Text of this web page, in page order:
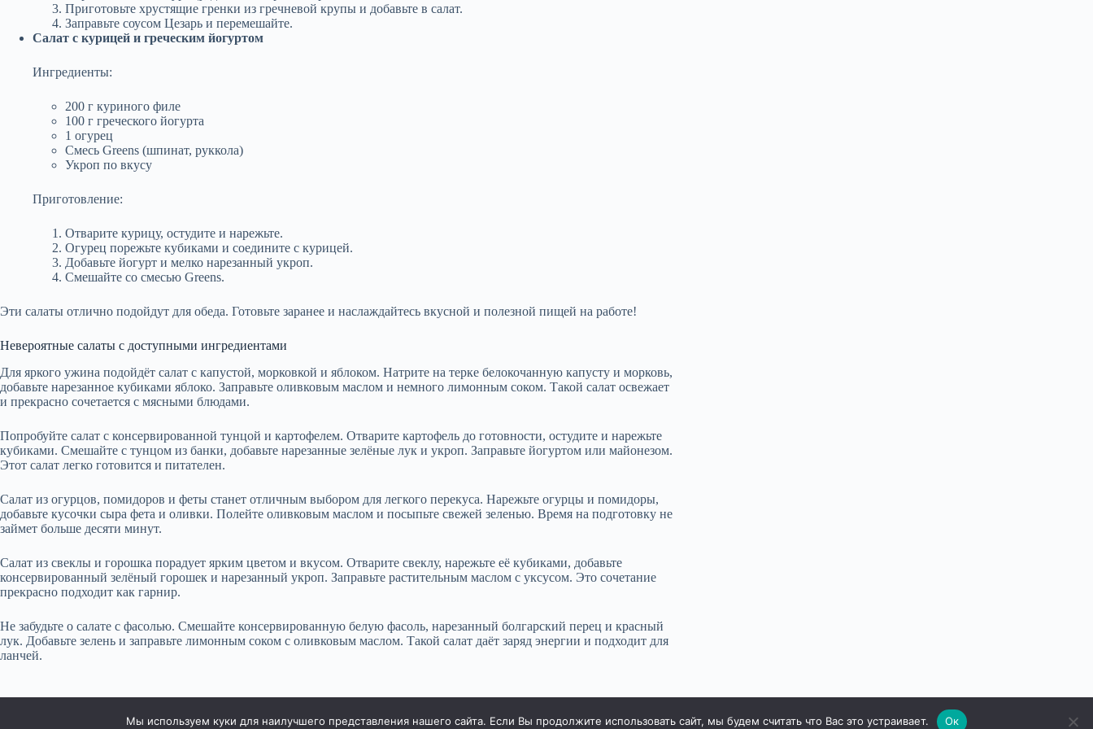
Приготовьте хрустящие гренки из гречневой крупы и добавьте в салат.
Заправьте соусом Цезарь и перемешайте.
Салат с курицей и греческим йогуртом
Ингредиенты:
200 г куриного филе
100 г греческого йогурта
1 огурец
Смесь Greens (шпинат, руккола)
Укроп по вкусу
Приготовление:
Отварите курицу, остудите и нарежьте.
Огурец порежьте кубиками и соедините с курицей.
Добавьте йогурт и мелко нарезанный укроп.
Смешайте со смесью Greens.
Эти салаты отлично подойдут для обеда. Готовьте заранее и наслаждайтесь вкусной и полезной пищей на работе!
Невероятные салаты с доступными ингредиентами
Для яркого ужина подойдёт салат с капустой, морковкой и яблоком. Натрите на терке белокочанную капусту и морковь,
добавьте нарезанное кубиками яблоко. Заправьте оливковым маслом и немного лимонным соком. Такой салат освежает
и прекрасно сочетается с мясными блюдами.
Попробуйте салат с консервированной тунцой и картофелем. Отварите картофель до готовности, остудите и нарежьте
кубиками. Смешайте с тунцом из банки, добавьте нарезанные зелёные лук и укроп. Заправьте йогуртом или майонезом.
Этот салат легко готовится и питателен.
Салат из огурцов, помидоров и феты станет отличным выбором для легкого перекуса. Нарежьте огурцы и помидоры,
добавьте кусочки сыра фета и оливки. Полейте оливковым маслом и посыпьте свежей зеленью. Время на подготовку не
займет больше десяти минут.
Салат из свеклы и горошка порадует ярким цветом и вкусом. Отварите свеклу, нарежьте её кубиками, добавьте
консервированный зелёный горошек и нарезанный укроп. Заправьте растительным маслом с уксусом. Это сочетание
прекрасно подходит как гарнир.
Не забудьте о салате с фасолью. Смешайте консервированную белую фасоль, нарезанный болгарский перец и красный
лук. Добавьте зелень и заправьте лимонным соком с оливковым маслом. Такой салат даёт заряд энергии и подходит для
ланчей.
Мы используем куки для наилучшего представления нашего сайта. Если Вы продолжите использовать сайт, мы будем считать что Вас это устраивает. Ок